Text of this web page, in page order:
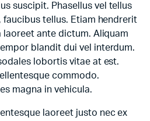
suscipit. Phasellus vel tellus
faucibus tellus. Etiam hendrerit
laoreet ante dictum. Aliquam
blandit dui vel interdum.
lobortis vitae at est.
commodo.
magna in vehicula.
laoreet justo nec ex